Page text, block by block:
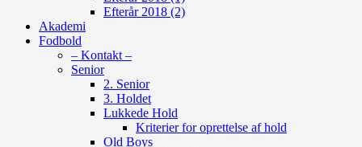
Efterår 2018 (2)
Akademi
Fodbold
– Kontakt –
Senior
2. Senior
3. Holdet
Lukkede Hold
Kriterier for oprettelse af hold
Old Boys